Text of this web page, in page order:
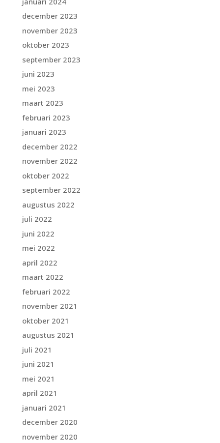
december 2023
november 2023
oktober 2023
september 2023
juni 2023
mei 2023
maart 2023
februari 2023
januari 2023
december 2022
november 2022
oktober 2022
september 2022
augustus 2022
juli 2022
juni 2022
mei 2022
april 2022
maart 2022
februari 2022
november 2021
oktober 2021
augustus 2021
juli 2021
juni 2021
mei 2021
april 2021
januari 2021
december 2020
november 2020